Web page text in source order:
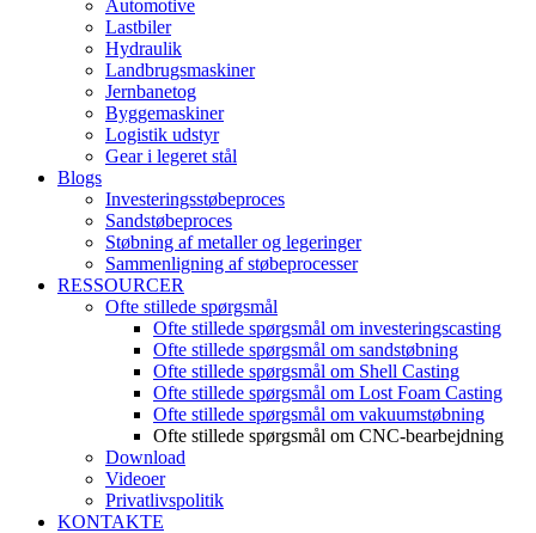
Automotive
Lastbiler
Hydraulik
Landbrugsmaskiner
Jernbanetog
Byggemaskiner
Logistik udstyr
Gear i legeret stål
Blogs
Investeringsstøbeproces
Sandstøbeproces
Støbning af metaller og legeringer
Sammenligning af støbeprocesser
RESSOURCER
Ofte stillede spørgsmål
Ofte stillede spørgsmål om investeringscasting
Ofte stillede spørgsmål om sandstøbning
Ofte stillede spørgsmål om Shell Casting
Ofte stillede spørgsmål om Lost Foam Casting
Ofte stillede spørgsmål om vakuumstøbning
Ofte stillede spørgsmål om CNC-bearbejdning
Download
Videoer
Privatlivspolitik
KONTAKTE